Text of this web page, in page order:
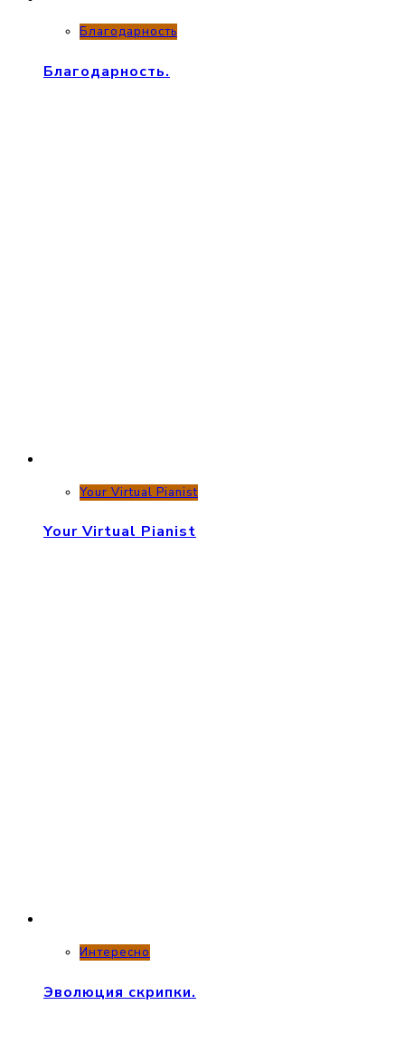
Благодарность
Благодарность.
Your Virtual Pianist
Your Virtual Pianist
Интересно
Эволюция скрипки.